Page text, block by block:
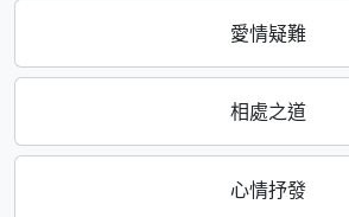
愛情疑難
相處之道
心情抒發